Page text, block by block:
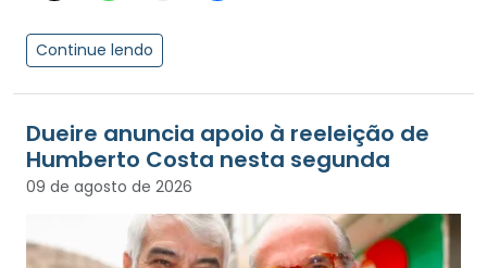
Continue lendo
Dueire anuncia apoio à reeleição de
Humberto Costa nesta segunda
09 de agosto de 2026